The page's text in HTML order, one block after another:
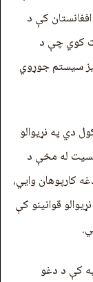
کې د
کوي چې د
سیستم جوړوي
دي په نړیوالو
له مخې د
کارپوهان وايي،
قوانینو کې
کې د دغو